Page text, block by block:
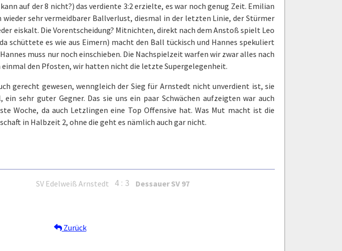
auf der 8 nicht?) das verdiente 3:2 erzielte, es war noch genug Zeit. Emilian
wieder sehr vermeidbarer Ballverlust, diesmal in der letzten Linie, der Stürmer
eiskalt. Die Vorentscheidung? Mitnichten, direkt nach dem Anstoß spielt Leo
schüttete es wie aus Eimern) macht den Ball tückisch und Hannes spekuliert
muss nur noch einschieben. Die Nachspielzeit warfen wir zwar alles nach
den Pfosten, wir hatten nicht die letzte Supergelegenheit.
gerecht gewesen, wenngleich der Sieg für Arnstedt nicht unverdient ist, sie
sehr guter Gegner. Das sie uns ein paar Schwächen aufzeigten war auch
Woche, da auch Letzlingen eine Top Offensive hat. Was Mut macht ist die
in Halbzeit 2, ohne die geht es nämlich auch gar nicht.
SV Edelweiß Arnstedt 4 : 3 Dessauer SV 97
Zurück